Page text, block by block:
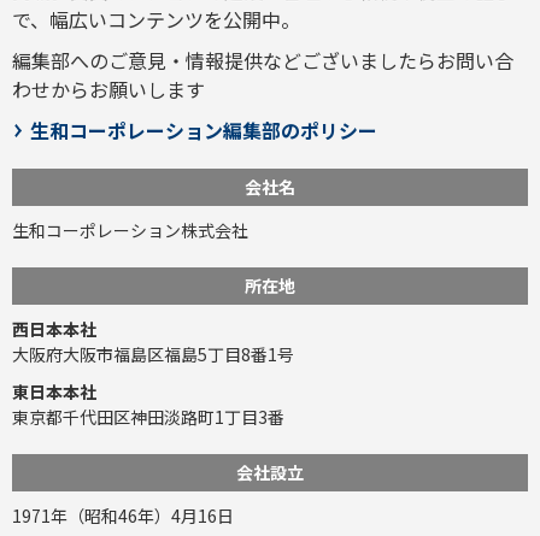
で、幅広いコンテンツを公開中。
編集部へのご意見・情報提供などございましたらお問い合
わせからお願いします
生和コーポレーション編集部のポリシー
会社名
生和コーポレーション株式会社
所在地
西日本本社
大阪府大阪市福島区福島5丁目8番1号
東日本本社
東京都千代田区神田淡路町1丁目3番
会社設立
1971年（昭和46年）4月16日